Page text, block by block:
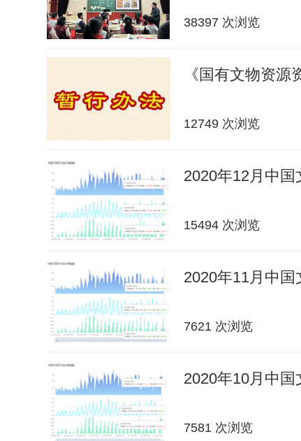
38397 次浏览
《国有文物资源
12749 次浏览
2020年12月中
15494 次浏览
2020年11月中
7621 次浏览
2020年10月中
7581 次浏览